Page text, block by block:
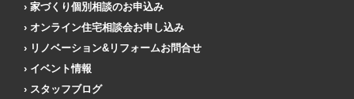
家づくり個別相談のお申込み
オンライン住宅相談会お申し込み
リノベーション&リフォームお問合せ
イベント情報
スタッフブログ